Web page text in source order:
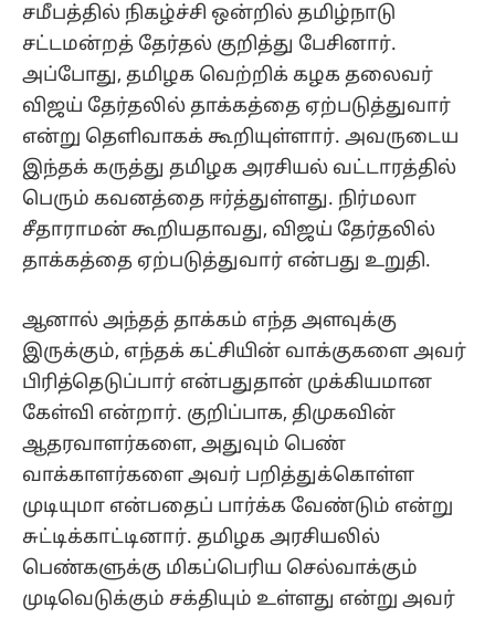
சமீபத்தில் நிகழ்ச்சி ஒன்றில் தமிழ்நாடு
சட்டமன்றத் தேர்தல் குறித்து பேசினார்.
அப்போது, தமிழக வெற்றிக் கழக தலைவர்
விஜய் தேர்தலில் தாக்கத்தை ஏற்படுத்துவார்
என்று தெளிவாகக் கூறியுள்ளார். அவருடைய
இந்தக் கருத்து தமிழக அரசியல் வட்டாரத்தில்
பெரும் கவனத்தை ஈர்த்துள்ளது. நிர்மலா
சீதாராமன் கூறியதாவது, விஜய் தேர்தலில்
தாக்கத்தை ஏற்படுத்துவார் என்பது உறுதி.
ஆனால் அந்தத் தாக்கம் எந்த அளவுக்கு
இருக்கும், எந்தக் கட்சியின் வாக்குகளை அவர்
பிரித்தெடுப்பார் என்பதுதான் முக்கியமான
கேள்வி என்றார். குறிப்பாக, திமுகவின்
ஆதரவாளர்களை, அதுவும் பெண்
வாக்காளர்களை அவர் பறித்துக்கொள்ள
முடியுமா என்பதைப் பார்க்க வேண்டும் என்று
சுட்டிக்காட்டினார். தமிழக அரசியலில்
பெண்களுக்கு மிகப்பெரிய செல்வாக்கும்
முடிவெடுக்கும் சக்தியும் உள்ளது என்று அவர்